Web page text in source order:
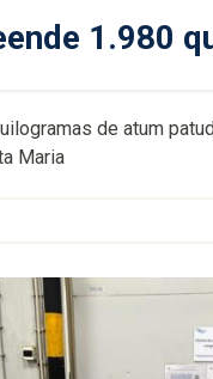
1.980
de atum
Maria